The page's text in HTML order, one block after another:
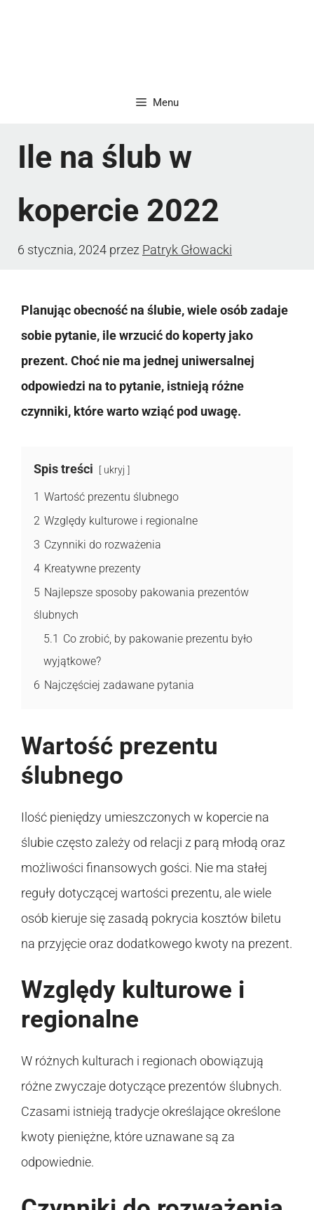
Menu
Ile na ślub w
kopercie 2022
6 stycznia, 2024 przez Patryk Głowacki
Planując obecność na ślubie, wiele osób zadaje
sobie pytanie, ile wrzucić do koperty jako
prezent. Choć nie ma jednej uniwersalnej
odpowiedzi na to pytanie, istnieją różne
czynniki, które warto wziąć pod uwagę.
Spis treści ukryj
1 Wartość prezentu ślubnego
2 Względy kulturowe i regionalne
3 Czynniki do rozważenia
4 Kreatywne prezenty
5 Najlepsze sposoby pakowania prezentów
ślubnych
5.1 Co zrobić, by pakowanie prezentu było
wyjątkowe?
6 Najczęściej zadawane pytania
Wartość prezentu
ślubnego
Ilość pieniędzy umieszczonych w kopercie na
ślubie często zależy od relacji z parą młodą oraz
możliwości finansowych gości. Nie ma stałej
reguły dotyczącej wartości prezentu, ale wiele
osób kieruje się zasadą pokrycia kosztów biletu
na przyjęcie oraz dodatkowego kwoty na prezent.
Względy kulturowe i
regionalne
W różnych kulturach i regionach obowiązują
różne zwyczaje dotyczące prezentów ślubnych.
Czasami istnieją tradycje określające określone
kwoty pieniężne, które uznawane są za
odpowiednie.